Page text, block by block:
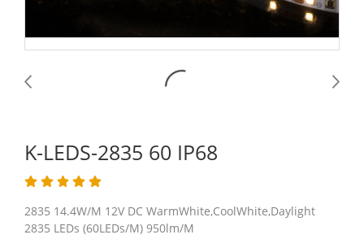
K-LEDS-2835 60 IP68
2835 14.4W/M 12V DC WarmWhite,CoolWhite,Daylight
2835 LEDs (60LEDs/M) 950lm/M